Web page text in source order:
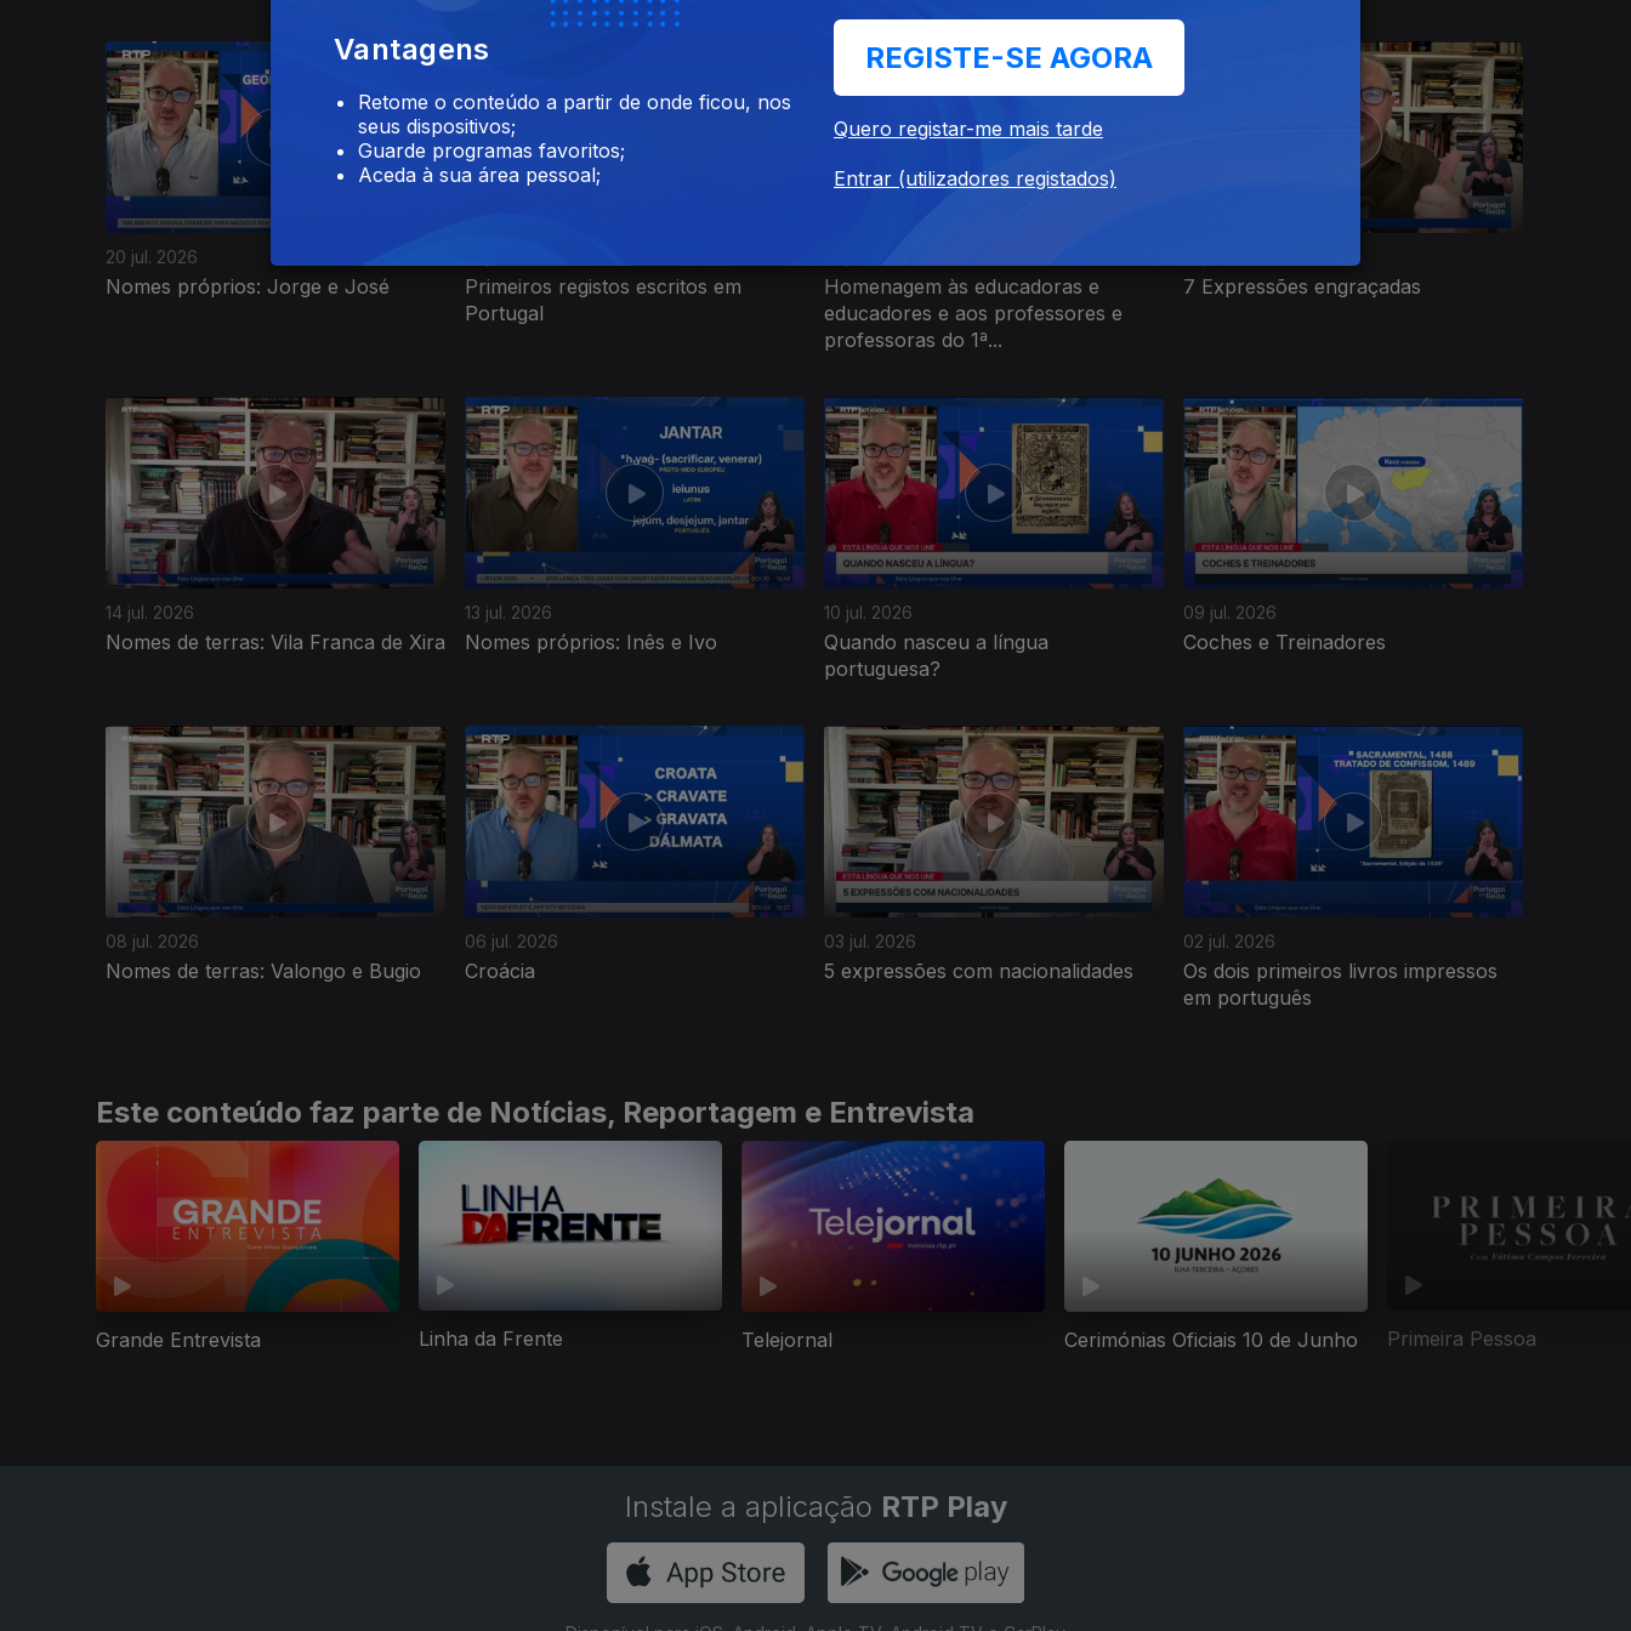
20 jul. 2026
Nomes próprios: Jorge e José
Primeiros registos escritos em
Portugal
Homenagem às educadoras e
educadores e aos professores e
professoras do 1ª...
7 Expressões engraçadas
14 jul. 2026
Nomes de terras: Vila Franca de Xira
13 jul. 2026
Nomes próprios: Inês e Ivo
10 jul. 2026
Quando nasceu a língua
portuguesa?
09 jul. 2026
Coches e Treinadores
08 jul. 2026
Nomes de terras: Valongo e Bugio
06 jul. 2026
Croácia
03 jul. 2026
5 expressões com nacionalidades
02 jul. 2026
Os dois primeiros livros impressos
em português
940109
Este conteúdo faz parte de Notícias, Reportagem e Entrevista
Grande Entrevista Linha da Frente Telejornal Cerimónias Oficiais 10 de Junho Primeira Pessoa
Instale a aplicação RTP Play
Vantagens
Retome o conteúdo a partir de onde ficou, nos
seus dispositivos;
Guarde programas favoritos;
Aceda à sua área pessoal;
REGISTE-SE AGORA
Quero registar-me mais tarde
Entrar (utilizadores registados)